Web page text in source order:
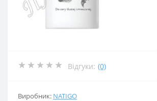
Відгуки: (0)
Виробник: NATIGO